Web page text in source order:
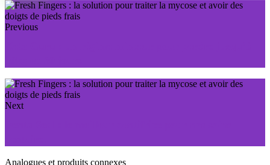
Previous
Next
Analogues et produits connexes